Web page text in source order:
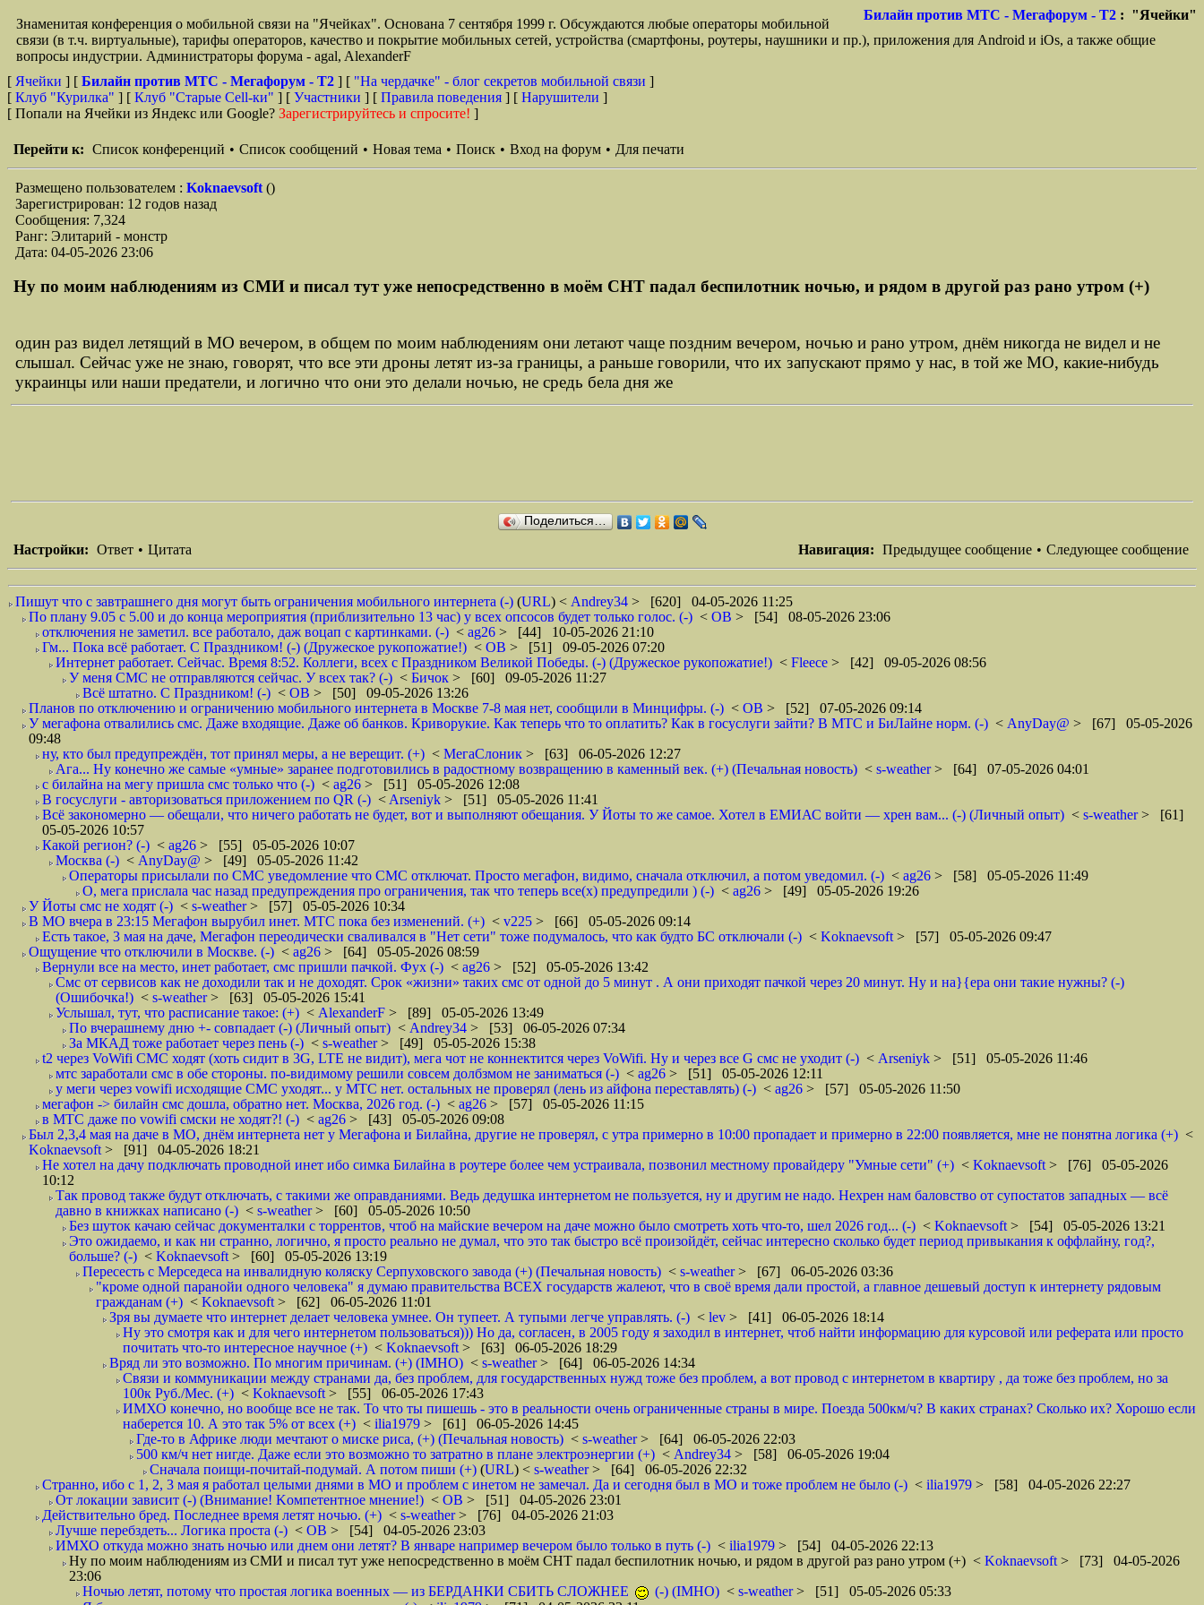
Билайн против МТС - Мегафорум - T2 : "Ячейки"
Знаменитая конференция о мобильной связи на "Ячейках". Основана 7 сентября 1999 г. Обсуждаются любые операторы мобильной
связи (в т.ч. виртуальные), тарифы операторов, качество и покрытие мобильных сетей, устройства (смартфоны, роутеры, наушники и пр.), приложения для Android и iOs, а также общие
вопросы индустрии. Администраторы форума - agal, AlexanderF
[ Ячейки ] [ Билайн против МТС - Мегафорум - T2 ] [ "На чердачке" - блог секретов мобильной связи ]
[ Клуб "Курилка" ] [ Клуб "Старые Сell-ки" ] [ Участники ] [ Правила поведения ] [ Нарушители ]
[ Попали на Ячейки из Яндекс или Google? Зарегистрируйтесь и спросите! ]
Перейти к: Список конференций • Список сообщений • Новая тема • Поиск • Вход на форум • Для печати
Размещено пользователем : Koknaevsoft ()
Зарегистрирован: 12 годов назад
Сообщения: 7,324
Ранг: Элитарий - монстр
Дата: 04-05-2026 23:06
Ну по моим наблюдениям из СМИ и писал тут уже непосредственно в моём СНТ падал беспилотник ночью, и рядом в другой раз рано утром (+)
один раз видел летящий в МО вечером, в общем по моим наблюдениям они летают чаще поздним вечером, ночью и рано утром, днём никогда не видел и не
слышал. Сейчас уже не знаю, говорят, что все эти дроны летят из-за границы, а раньше говорили, что их запускают прямо у нас, в той же МО, какие-нибудь
украинцы или наши предатели, и логично что они это делали ночью, не средь бела дня же
Поделиться…
Навигация: Предыдущее сообщение • Следующее сообщение
Настройки: Ответ • Цитата
Пишут что с завтрашнего дня могут быть ограничения мобильного интернета (-) (URL) < Andrey34 > [620] 04-05-2026 11:25
По плану 9.05 с 5.00 и до конца мероприятия (приблизительно 13 час) у всех опсосов будет только голос. (-) < ОВ > [54] 08-05-2026 23:06
отключения не заметил. все работало, даж воцап с картинками. (-) < ag26 > [44] 10-05-2026 21:10
Гм... Пока всё работает. С Праздником! (-) (Дружеское рукопожатие!) < ОВ > [51] 09-05-2026 07:20
Интернет работает. Сейчас. Время 8:52. Коллеги, всех с Праздником Великой Победы. (-) (Дружеское рукопожатие!) < Fleece > [42] 09-05-2026 08:56
У меня СМС не отправляются сейчас. У всех так? (-) < Бичок > [60] 09-05-2026 11:27
Всё штатно. С Праздником! (-) < ОВ > [50] 09-05-2026 13:26
Планов по отключению и ограничению мобильного интернета в Москве 7-8 мая нет, сообщили в Минцифры. (-) < ОВ > [52] 07-05-2026 09:14
У мегафона отвалились смс. Даже входящие. Даже об банков. Криворукие. Как теперь что то оплатить? Как в госуслуги зайти? В МТС и БиЛайне норм. (-) < AnyDay@ > [67] 05-05-2026
09:48
ну, кто был предупреждён, тот принял меры, а не верещит. (+) < МегаСлоник > [63] 06-05-2026 12:27
Ага... Ну конечно же самые «умные» заранее подготовились в радостному возвращению в каменный век. (+) (Печальная новость) < s-weather> [64] 07-05-2026 04:01
с билайна на мегу пришла смс только что (-) < ag26 > [51] 05-05-2026 12:08
В госуслуги - авторизоваться приложением по QR (-) < Arseniyk > [51] 05-05-2026 11:41
Всё закономерно — обещали, что ничего работать не будет, вот и выполняют обещания. У Йоты то же самое. Хотел в ЕМИАС войти — хрен вам... (-) (Личный опыт) < s-weather> [61]
05-05-2026 10:57
Какой регион? (-) < ag26 > [55] 05-05-2026 10:07
Москва (-) < AnyDay@ > [49] 05-05-2026 11:42
Операторы присылали по СМС уведомление что СМС отключат. Просто мегафон, видимо, сначала отключил, а потом уведомил. (-) < ag26 > [58] 05-05-2026 11:49
О, мега прислала час назад предупреждения про ограничения, так что теперь все(х) предупредили ) (-) < ag26 > [49] 05-05-2026 19:26
У Йоты смс не ходят (-) < s-weather> [57] 05-05-2026 10:34
В МО вчера в 23:15 Мегафон вырубил инет. МТС пока без изменений. (+) < v225 > [66] 05-05-2026 09:14
Есть такое, 3 мая на даче, Мегафон переодически сваливался в "Нет сети" тоже подумалось, что как будто БС отключали (-) < Koknaevsoft > [57] 05-05-2026 09:47
Ощущение что отключили в Москве. (-) < ag26 > [64] 05-05-2026 08:59
Вернули все на место, инет работает, смс пришли пачкой. Фух (-) < ag26 > [52] 05-05-2026 13:42
Смс от сервисов как не доходили так и не доходят. Срок «жизни» таких смс от одной до 5 минут . А они приходят пачкой через 20 минут. Ну и на}{ера они такие нужны? (-)
(Ошибочка!) < s-weather> [63] 05-05-2026 15:41
Услышал, тут, что расписание такое: (+) < AlexanderF > [89] 05-05-2026 13:49
По вчерашнему дню +- совпадает (-) (Личный опыт) < Andrey34 > [53] 06-05-2026 07:34
За МКАД тоже работает через пень (-) < s-weather> [49] 05-05-2026 15:38
t2 через VoWifi СМС ходят (хоть сидит в 3G, LTE не видит), мега чот не коннектится через VoWifi. Ну и через все G смс не уходит (-) < Arseniyk > [51] 05-05-2026 11:46
мтс заработали смс в обе стороны. по-видимому решили совсем долбзмом не заниматься (-) < ag26 > [51] 05-05-2026 12:11
у меги через vowifi исходящие СМС уходят... у МТС нет. остальных не проверял (лень из айфона переставлять) (-) < ag26 > [57] 05-05-2026 11:50
мегафон -> билайн смс дошла, обратно нет. Москва, 2026 год. (-) < ag26 > [57] 05-05-2026 11:15
в МТС даже по vowifi смски не ходят?! (-) < ag26 > [43] 05-05-2026 09:08
Был 2,3,4 мая на даче в МО, днём интернета нет у Мегафона и Билайна, другие не проверял, с утра примерно в 10:00 пропадает и примерно в 22:00 появляется, мне не понятна логика (+) <
Koknaevsoft > [91] 04-05-2026 18:21
Не хотел на дачу подключать проводной инет ибо симка Билайна в роутере более чем устраивала, позвонил местному провайдеру "Умные сети" (+) < Koknaevsoft > [76] 05-05-2026
10:12
Так провод также будут отключать, с такими же оправданиями. Ведь дедушка интернетом не пользуется, ну и другим не надо. Нехрен нам баловство от супостатов западных — всё
давно в книжках написано (-) < s-weather> [60] 05-05-2026 10:50
Без шуток качаю сейчас документалки с торрентов, чтоб на майские вечером на даче можно было смотреть хоть что-то, шел 2026 год... (-) < Koknaevsoft > [54] 05-05-2026 13:21
Это ожидаемо, и как ни странно, логично, я просто реально не думал, что это так быстро всё произойдёт, сейчас интересно сколько будет период привыкания к оффлайну, год?,
больше? (-) < Koknaevsoft > [60] 05-05-2026 13:19
Пересесть с Мерседеса на инвалидную коляску Серпуховского завода (+) (Печальная новость) < s-weather> [67] 06-05-2026 03:36
"кроме одной паранойи одного человека" я думаю правительства ВСЕХ государств жалеют, что в своё время дали простой, а главное дешевый доступ к интернету рядовым
гражданам (+) < Koknaevsoft > [62] 06-05-2026 11:01
Зря вы думаете что интернет делает человека умнее. Он тупеет. А тупыми легче управлять. (-) < lev > [41] 06-05-2026 18:14
Ну это смотря как и для чего интернетом пользоваться))) Но да, согласен, в 2005 году я заходил в интернет, чтоб найти информацию для курсовой или реферата или просто
почитать что-то интересное научное (+) < Koknaevsoft > [63] 06-05-2026 18:29
Вряд ли это возможно. По многим причинам. (+) (IMHO) < s-weather> [64] 06-05-2026 14:34
Связи и коммуникации между странами да, без проблем, для государственных нужд тоже без проблем, а вот провод с интернетом в квартиру , да тоже без проблем, но за
100к Руб./Мес. (+) < Koknaevsoft > [55] 06-05-2026 17:43
ИМХО конечно, но вообще все не так. То что ты пишешь - это в реальности очень ограниченные страны в мире. Поезда 500км/ч? В каких странах? Сколько их? Хорошо если
наберется 10. А это так 5% от всех (+) < ilia1979 > [61] 06-05-2026 14:45
Где-то в Африке люди мечтают о миске риса, (+) (Печальная новость) < s-weather> [64] 06-05-2026 22:03
500 км/ч нет нигде. Даже если это возможно то затратно в плане электроэнергии (+) < Andrey34 > [58] 06-05-2026 19:04
Сначала поищи-почитай-подумай. А потом пиши (+) (URL) < s-weather> [64] 06-05-2026 22:32
Странно, ибо с 1, 2, 3 мая я работал целыми днями в МО и проблем с инетом не замечал. Да и сегодня был в МО и тоже проблем не было (-) < ilia1979 > [58] 04-05-2026 22:27
От локации зависит (-) (Внимание! Kомпетентное мнение!) < ОВ > [51] 04-05-2026 23:01
Действительно бред. Последнее время летят ночью. (+) < s-weather> [76] 04-05-2026 21:03
Лучше перебздеть... Логика проста (-) < ОВ > [54] 04-05-2026 23:03
ИМХО откуда можно знать ночью или днем они летят? В январе например вечером было только в путь (-) < ilia1979 > [54] 04-05-2026 22:13
Ну по моим наблюдениям из СМИ и писал тут уже непосредственно в моём СНТ падал беспилотник ночью, и рядом в другой раз рано утром (+) < Koknaevsoft > [73] 04-05-2026
23:06
Ночью летят, потому что простая логика военных — из БЕРДАНКИ СБИТЬ СЛОЖНЕЕ
(-) (IMHO) < s-weather> [51] 05-05-2026 05:33